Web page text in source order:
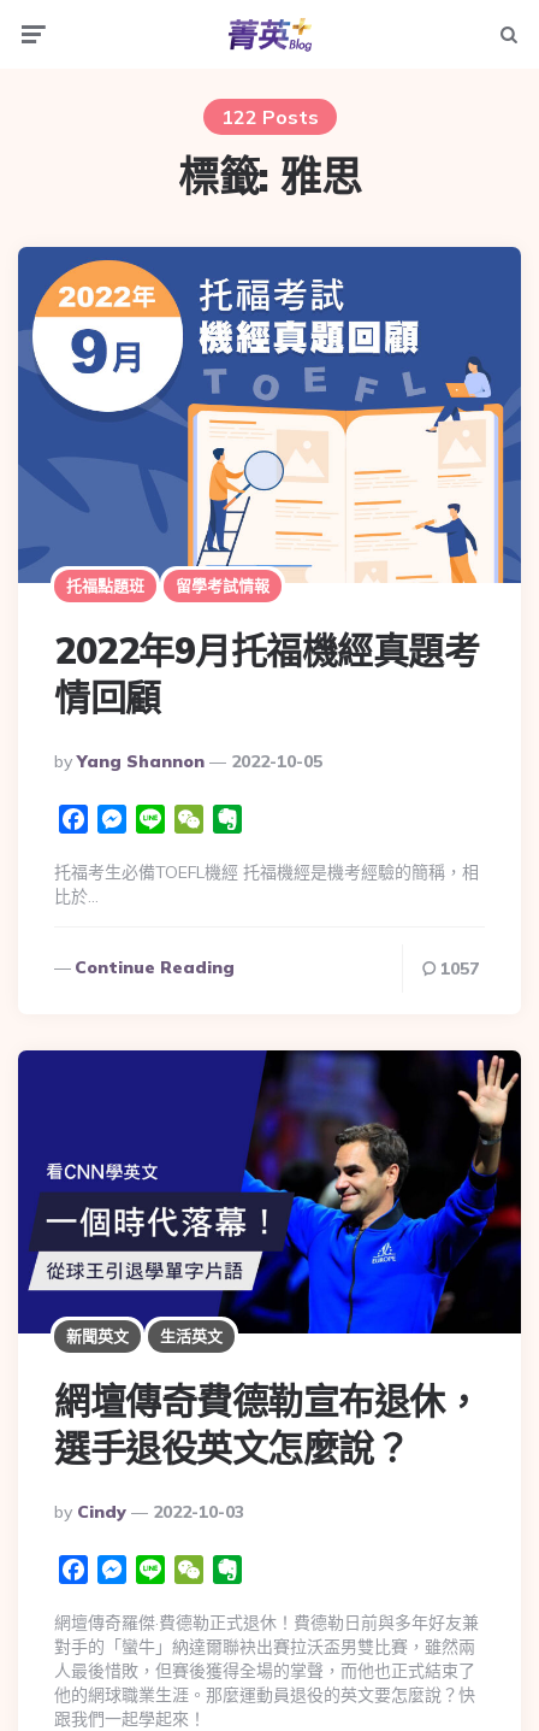
122 Posts
標籤: 雅思
托福點題班 留學考試情報
2022年9月托福機經真題考
情回顧
By Yang Shannon 2022-10-05
FacebookMessenger
Line WeChat
托福考生必備TOEFL機經 托福機經是機考經驗的簡稱，相
比於…
Continue Reading 1057
新聞英文 生活英文
網壇傳奇費德勒宣布退休，
選手退役英文怎麼說？
By Cindy 2022-10-03
FacebookMessenger
Line WeChat
網壇傳奇羅傑·費德勒正式退休！費德勒日前與多年好友兼
對手的「蠻牛」納達爾聯袂出賽拉沃盃男雙比賽，雖然兩
人最後惜敗，但賽後獲得全場的掌聲，而他也正式結束了
他的網球職業生涯。那麼運動員退役的英文要怎麼說？快
跟我們一起學起來！